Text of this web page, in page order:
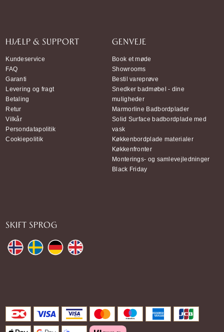
HJÆLP & SUPPORT
Kundeservice
FAQ
Garanti
Levering og fragt
Betaling
Retur
Vilkår
Persondatapolitik
Cookiepolitik
GENVEJE
Book et møde
Showrooms
Bestil vareprøve
Snedker badmøbel - dine
muligheder
Marmorline Badbordplader
Solid Surface badbordplade med
vask
Køkkenbordplade materialer
Køkkenfronter
Monterings- og samlevejledninger
Black Friday
SKIFT SPROG